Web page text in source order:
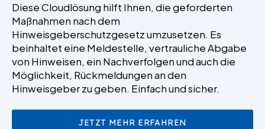
Diese Cloudlösung hilft Ihnen, die geforderten
Maßnahmen nach dem
Hinweisgeberschutzgesetz umzusetzen. Es
beinhaltet eine Meldestelle, vertrauliche Abgabe
von Hinweisen, ein Nachverfolgen und auch die
Möglichkeit, Rückmeldungen an den
Hinweisgeber zu geben. Einfach und sicher.
JETZT MEHR ERFAHREN